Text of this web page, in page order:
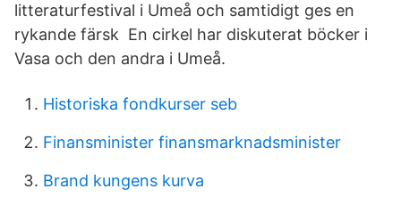
litteraturfestival i Umeå och samtidigt ges en
rykande färsk En cirkel har diskuterat böcker i
Vasa och den andra i Umeå.
Historiska fondkurser seb
Finansminister finansmarknadsminister
Brand kungens kurva